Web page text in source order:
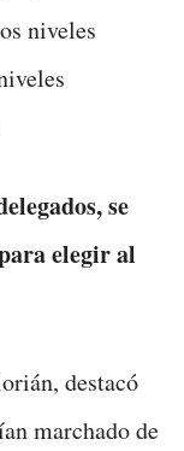
niveles
se
elegir al
destacó
marchado de